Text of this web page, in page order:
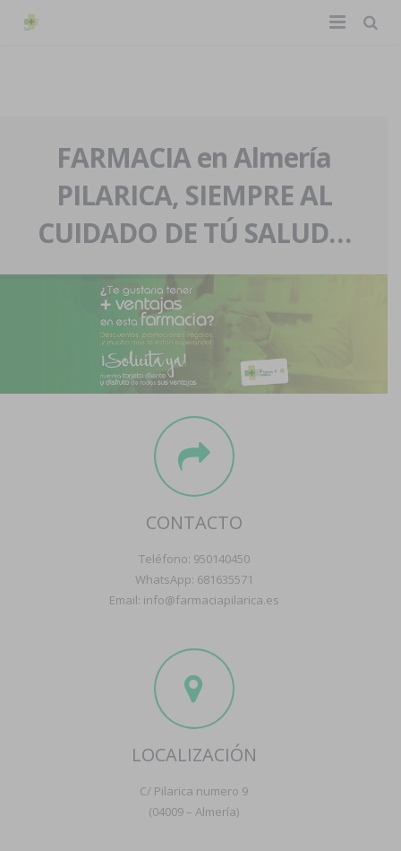
La farmacia
Nuestra historia
Nuestro equipo
Eventos
Servicios y reservas
Pedidos express
Boletín
FARMACIA en Almería
PILARICA, SIEMPRE AL
CUIDADO DE TÚ SALUD…
CONTACTO
Teléfono: 950140450
WhatsApp: 681635571
Email: info@farmaciapilarica.es
LOCALIZACIÓN
C/ Pilarica numero 9
(04009 – Almería)